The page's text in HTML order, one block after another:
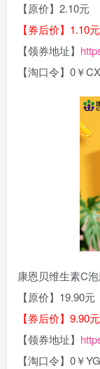
【原价】2.10元
【券后价】1.10元
【领券地址】
【淘口令】0￥
康恩贝维生素C
【原价】19.90元
【券后价】9.90元
【领券地址】
【淘口令】0￥